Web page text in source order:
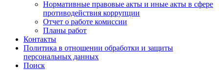
Нормативные правовые акты и иные акты в сфере
противодействия коррупции
Отчет о работе комиссии
Планы работ
Контакты
Политика в отношении обработки и защиты
персональных данных
Поиск